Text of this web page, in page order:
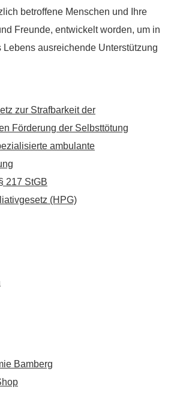
betroffene Menschen und Ihre
Freunde, entwickelt worden, um in
Lebens ausreichende Unterstützung
zur Strafbarkeit der
Förderung der Selbsttötung
ambulante
217 StGB
(HPG)
Bamberg